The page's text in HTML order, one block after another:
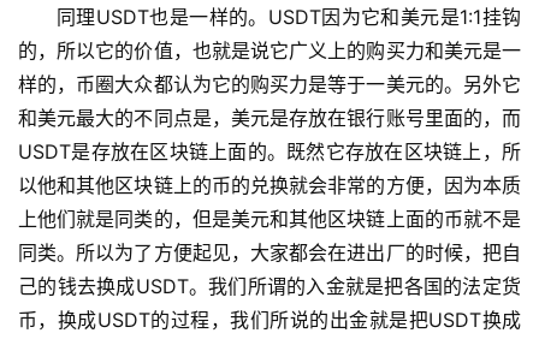
同理USDT也是一样的。USDT因为它和美元是1:1挂钩
的，所以它的价值，也就是说它广义上的购买力和美元是一
样的，币圈大众都认为它的购买力是等于一美元的。另外它
和美元最大的不同点是，美元是存放在银行账号里面的，而
USDT是存放在区块链上面的。既然它存放在区块链上，所
以他和其他区块链上的币的兑换就会非常的方便，因为本质
上他们就是同类的，但是美元和其他区块链上面的币就不是
同类。所以为了方便起见，大家都会在进出厂的时候，把自
己的钱去换成USDT。我们所谓的入金就是把各国的法定货
币，换成USDT的过程，我们所说的出金就是把USDT换成